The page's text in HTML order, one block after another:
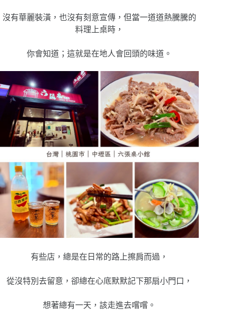
沒有華麗裝潢，也沒有刻意宣傳，但當一道道熱騰騰的
料理上桌時，
你會知道；這就是在地人會回頭的味道。
有些店，總是在日常的路上擦肩而過，
從沒特別去留意，卻總在心底默默記下那扇小門口，
想著總有一天，該走進去嚐嚐。